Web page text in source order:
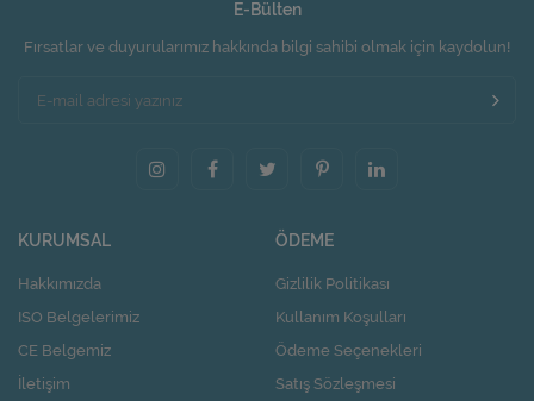
E-Bülten
Fırsatlar ve duyurularımız hakkında bilgi sahibi olmak için kaydolun!
KURUMSAL
Hakkımızda
ISO Belgelerimiz
CE Belgemiz
İletişim
ÖDEME
Gizlilik Politikası
Kullanım Koşulları
Ödeme Seçenekleri
Satış Sözleşmesi